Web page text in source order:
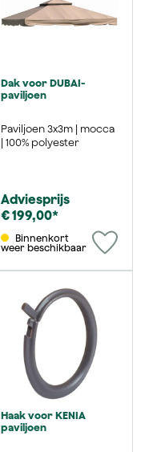
Dak voor DUBAI-
paviljoen
Paviljoen 3x3m | mocca
| 100% polyester
Adviesprijs
€ 199,00*
weer beschikbaar
Haak voor KENIA
paviljoen